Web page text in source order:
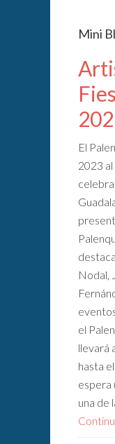
Mini
El
2023
Nodal,
el
llevará
hasta
espera
una de